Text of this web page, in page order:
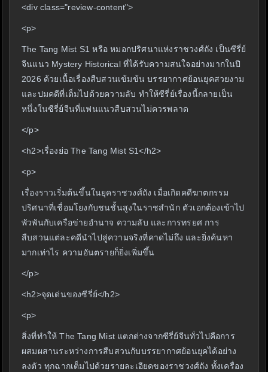
<div class="review-content">
<p>
The Tang Mist S1 หรือ หมอกปริศนาแห่งราชวงศ์ถัง เป็นซีรี่ย์
จีนแนว Mystery Historical ที่ได้รับความสนใจอย่างมากในปี
2026 ด้วยเนื้อเรื่องสืบสวนเข้มข้น บรรยากาศย้อนยุคสวยงาม
และปมคดีที่เต็มไปด้วยความลับ ทำให้ซีรี่ย์เรื่องนี้กลายเป็น
หนึ่งในซีรี่ย์จีนที่แฟนแนวสืบสวนไม่ควรพลาด
</p>
<h2>เรื่องย่อ The Tang Mist S1</h2>
<p>
เรื่องราวเริ่มต้นขึ้นในยุคราชวงศ์ถัง เมื่อเกิดคดีฆาตกรรม
ปริศนาที่เชื่อมโยงกับชนชั้นสูงในราชสำนัก ตัวเอกต้องเข้าไป
พัวพันกับเครือข่ายอำนาจ ความลับ และการทรยศ การ
สืบสวนแต่ละคดีนำไปสู่ความจริงที่คาดไม่ถึง และยิ่งค้นหา
มากเท่าไร ความอันตรายก็ยิ่งเพิ่มขึ้น
</p>
<h2>จุดเด่นของซีรี่ย์</h2>
<p>
สิ่งที่ทำให้ The Tang Mist แตกต่างจากซีรี่ย์จีนทั่วไปคือการ
ผสมผสานระหว่างการสืบสวนกับบรรยากาศย้อนยุคได้อย่าง
ลงตัว ทุกฉากเต็มไปด้วยรายละเอียดของราชวงศ์ถัง ทั้งเครื่อง